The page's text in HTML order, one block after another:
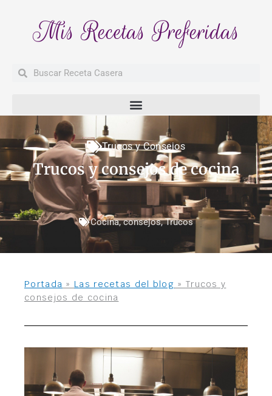
Mis Recetas Preferidas
BuscarBuscar
Trucos y Consejos
Trucos y consejos de cocina
Cocina,consejos,Trucos
Portada » Las recetas del blog » Trucos y
consejos de cocina